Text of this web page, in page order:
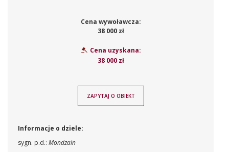
Cena wywoławcza:
38 000 zł
Cena uzyskana:
38 000 zł
ZAPYTAJ O OBIEKT
Informacje o dziele:
sygn. p.d.: Mondzain